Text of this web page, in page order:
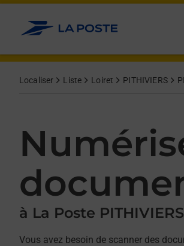
Allez au contenu
Localiser Liste Loiret PITHIVIERS
à La Poste PITHIVIERS
Vous avez besoin de scanner des
Afficher ou masquer la réponse
Afficher ou masquer la réponse
Afficher ou masquer la réponse